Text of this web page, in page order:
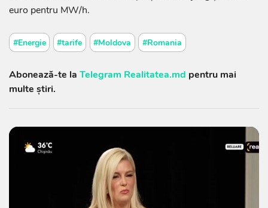
euro pentru MW/h.
#Energie #tarife #Moldova #Romania
Abonează-te la Telegram Realitatea.md pentru mai
multe știri.